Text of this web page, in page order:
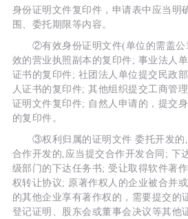
身份证明文件复印件，申请表中应当明
围、委托期限等内容。
②有效身份证明文件(单位的需盖公
效的营业执照副本的复印件; 事业法人
证书的复印件; 社团法人单位提交民政
人证书的复印件; 其他组织提交工商管
证明文件复印件; 自然人申请的，提交
的复印件。
③权利归属的证明文件 委托开发的,
合作开发的,应当提交合作开发合同; 下
级部门的下达任务书; 受让取得软件著
权转让协议; 原著作权人的企业被合并
的其他企业享有著作权的，需要提交的
登记证明、股东会或董事会决议等其他